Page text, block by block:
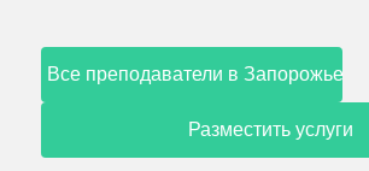
Все преподаватели в Запорожье
Разместить услуги